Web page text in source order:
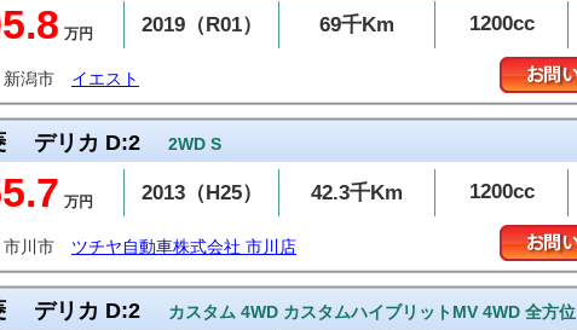
万円 2019（R01） 69千Km 1200cc
新潟市 イエスト
デリカ D:2 2WD S
万円 2013（H25） 42.3千Km 1200cc
川市 ツチヤ自動車株式会社 市川店
デリカ D:2 カスタム 4WD カスタムハイブリットMV 4WD 全方位